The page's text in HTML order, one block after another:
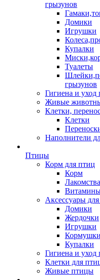
грызунов
Домики
Игрушки
Купалки
Туалеты
грызунов
Гигиена и уход
Живые
Клетки,
Клетки
Наполнители
Птицы
Корм для птиц
Корм
Лакомства
Аксессуары
Домики
Жердочки
Игрушки
Купалки
Гигиена и
Клетки для
Живые птицы